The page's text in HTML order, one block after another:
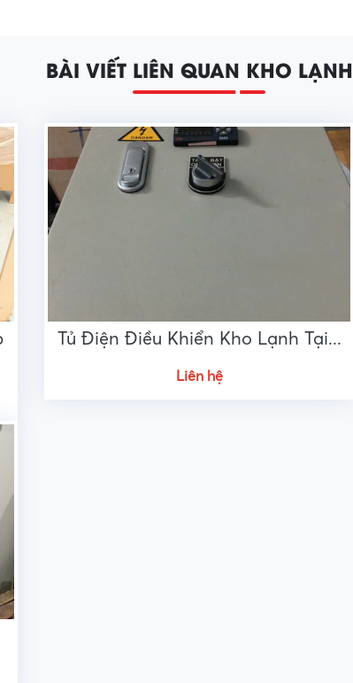
BÀI VIẾT LIÊN QUAN KHO LẠNH
Tủ Điện Điều Khiển Kho Lạnh Tại...
Liên hệ